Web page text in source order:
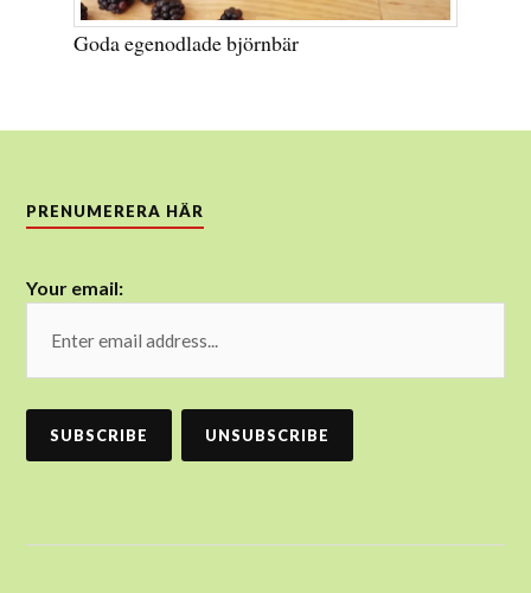
Goda egenodlade björnbär
PRENUMERERA HÄR
Your email: